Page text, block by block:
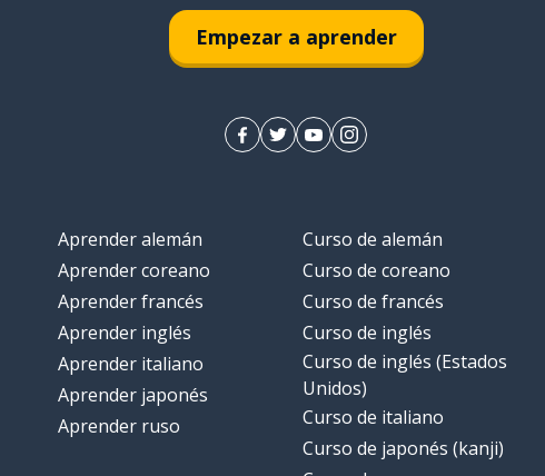
Empezar a aprender
Aprender alemán
Aprender coreano
Aprender francés
Aprender inglés
Aprender italiano
Aprender japonés
Aprender ruso
Curso de alemán
Curso de coreano
Curso de francés
Curso de inglés
Curso de inglés (Estados
Unidos)
Curso de italiano
Curso de japonés (kanji)